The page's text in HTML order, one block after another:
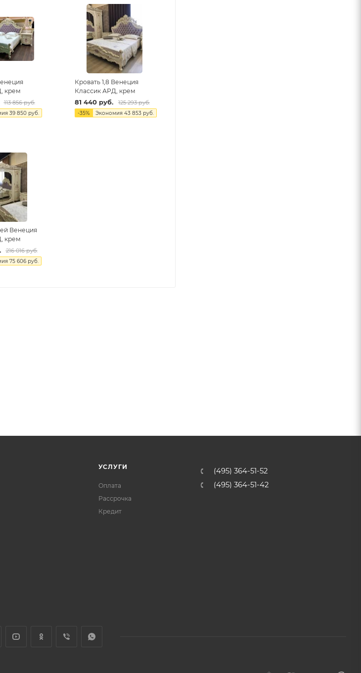
крем
113 856руб.
39 850руб.
Кровать 1,8 Венеция
Классик АРД, крем
81 440руб. 125 293руб.
-35% Экономия 43 853руб.
Венеция
крем
216 016руб.
75 606руб.
УСЛУГИ
Оплата
Рассрочка
Кредит
(495) 364-51-52
(495) 364-51-42